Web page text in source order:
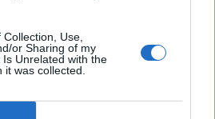
Use,
or Sharing of my
Unrelated with the
was collected.
Diehl, Stefan Konarske,
Hannah Steele,
4 EUR.